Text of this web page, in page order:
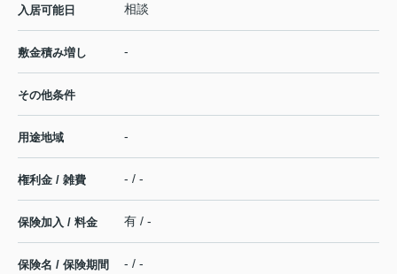
入居可能日 相談
敷金積み増し -
その他条件
用途地域 -
権利金 / 雑費 - / -
保険加入 / 料金 有 / -
保険名 / 保険期間 - / -